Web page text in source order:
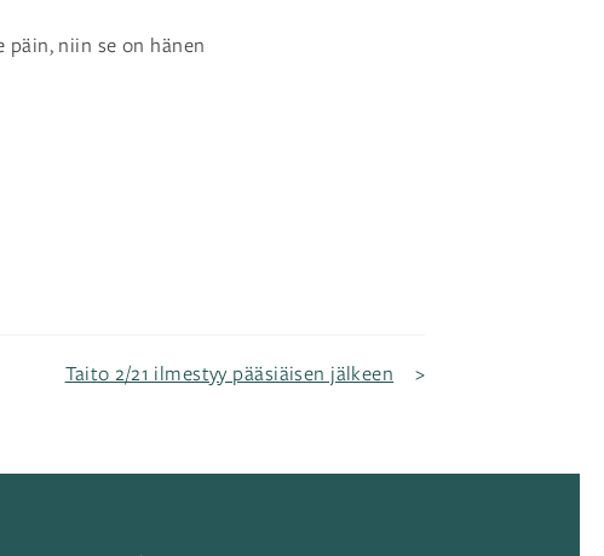
niin se on hänen
Taito 2/21 ilmestyy pääsiäisen jälkeen